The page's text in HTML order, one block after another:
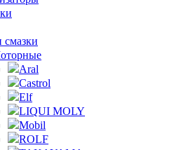
смазки
Aral
Castrol
Elf
LIQUI MOLY
Mobil
ROLF